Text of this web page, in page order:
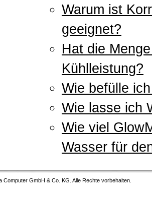
Warum ist
geeignet?
Hat die
Kühlleistung?
Wie befülle
Wie lasse ich
Wie viel
Wasser für
Computer GmbH & Co. KG. Alle Rechte vorbehalten.